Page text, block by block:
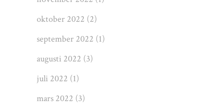
oktober 2022 (2)
september 2022 (1)
augusti 2022 (3)
juli 2022 (1)
mars 2022 (3)